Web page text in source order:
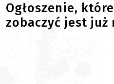
Ogłoszenie,
zobaczyć jest